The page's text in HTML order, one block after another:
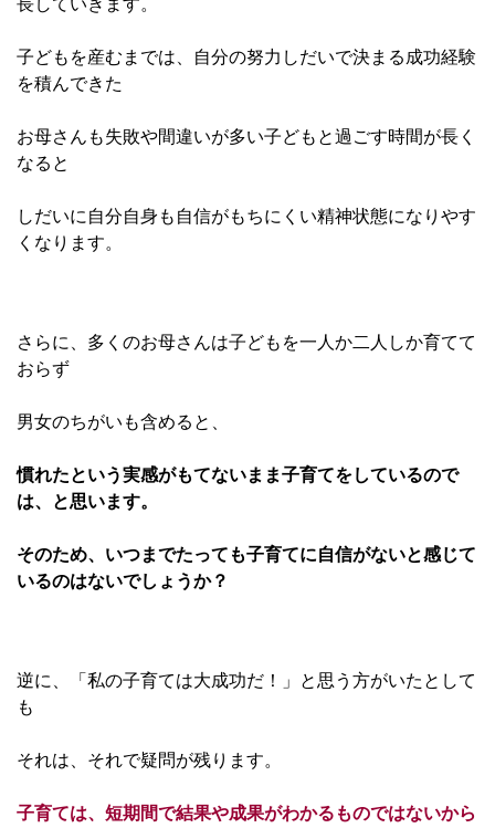
子どもを産むまでは、自分の努力しだいで決まる成功経験
を積んできた
お母さんも失敗や間違いが多い子どもと過ごす時間が長く
なると
しだいに自分自身も自信がもちにくい精神状態になりやす
くなります。
さらに、多くのお母さんは子どもを一人か二人しか育てて
おらず
男女のちがいも含めると、
慣れたという実感がもてないまま子育てをしているので
は、と思います。
そのため、いつまでたっても子育てに自信がないと感じて
いるのはないでしょうか？
逆に、「私の子育ては大成功だ！」と思う方がいたとして
も
それは、それで疑問が残ります。
子育ては、短期間で結果や成果がわかるものではないから